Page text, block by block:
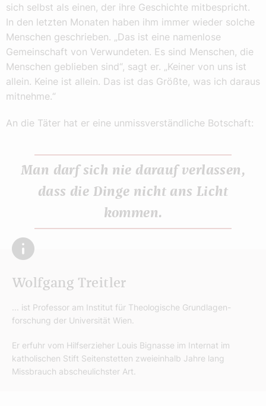
sich selbst als einen, der ihre Geschichte mitbespricht.
In den letzten Monaten haben ihm immer wieder solche
Menschen geschrieben. „Das ist eine namenlose
Gemeinschaft von Verwundeten. Es sind Menschen, die
Menschen geblieben sind“, sagt er. „Keiner von uns ist
allein. Keine ist allein. Das ist das Größte, was ich daraus
mitnehme.“
An die Täter hat er eine unmissverständliche Botschaft:
Man darf sich nie darauf verlassen,
dass die Dinge nicht ans Licht
kommen.
Wolfgang Treitler
... ist Professor am Institut für Theologische Grundlagen­
forschung der Universität Wien.
Er erfuhr vom Hilfserzieher Louis Bignasse im Internat im
katholischen Stift Seitenstetten zweieinhalb Jahre lang
Missbrauch abscheulichster Art.